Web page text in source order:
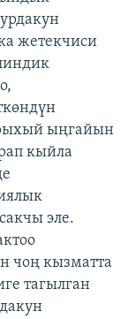
жетекчиси
ыңгайын
кыйла
эле.
чоң кызматта
тагылган